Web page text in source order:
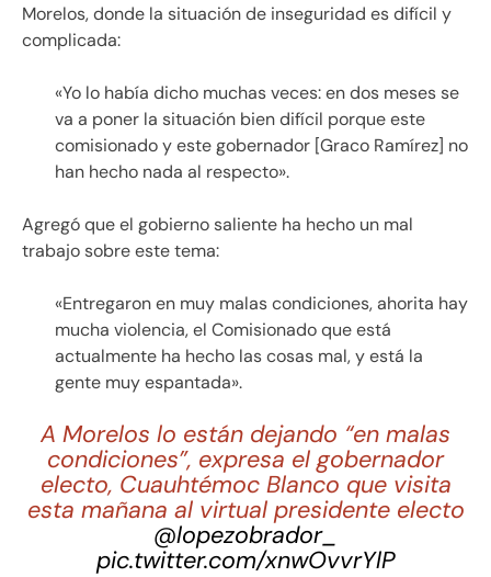
Morelos, donde la situación de inseguridad es difícil y
complicada:
«Yo lo había dicho muchas veces: en dos meses se
va a poner la situación bien difícil porque este
comisionado y este gobernador [Graco Ramírez] no
han hecho nada al respecto».
Agregó que el gobierno saliente ha hecho un mal
trabajo sobre este tema:
«Entregaron en muy malas condiciones, ahorita hay
mucha violencia, el Comisionado que está
actualmente ha hecho las cosas mal, y está la
gente muy espantada».
A Morelos lo están dejando “en malas
condiciones”, expresa el gobernador
electo, Cuauhtémoc Blanco que visita
esta mañana al virtual presidente electo
@lopezobrador_
pic.twitter.com/xnwOvvrYlP